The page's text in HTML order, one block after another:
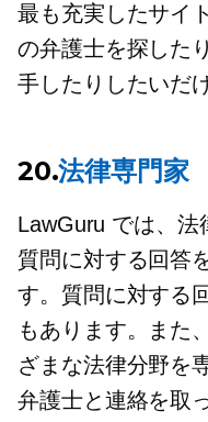
最も充実したサイ
の弁護士を探した
手したりしたいだ
20.法律専門家
LawGuru では、法
質問に対する回答
す。質問に対する
もあります。また
ざまな法律分野を
弁護士と連絡を取